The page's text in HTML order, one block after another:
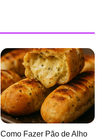
Como Fazer Pão de Alho